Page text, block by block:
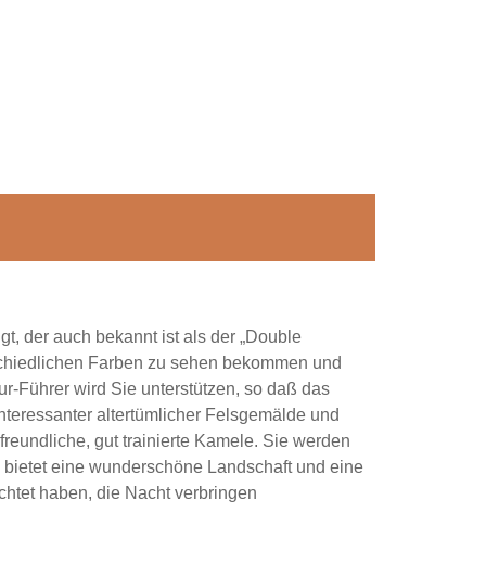
der auch bekannt ist als der „Double
Farben zu sehen bekommen und
Führer wird Sie unterstützen, so daß das
altertümlicher Felsgemälde und
gut trainierte Kamele. Sie werden
eine wunderschöne Landschaft und eine
haben, die Nacht verbringen